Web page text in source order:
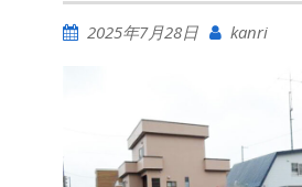
2025年7月28日 kanri